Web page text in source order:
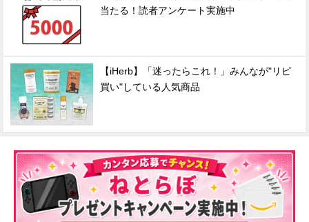
当たる！読者アンケート実施中
【iHerb】「迷ったらこれ！」みんなが"リピ
買い"している人気商品